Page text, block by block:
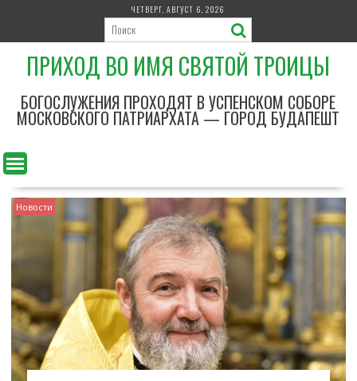
р
с
о
ЧЕТВЕРГ, АВГУСТ 6, 2026
ПРИХОД ВО ИМЯ СВЯТОЙ ТРОИЦЫ
БОГОСЛУЖЕНИЯ ПРОХОДЯТ В УСПЕНСКОМ СОБОРЕ
МОСКОВСКОГО ПАТРИАРХАТА — ГОРОД БУДАПЕШТ
Новости